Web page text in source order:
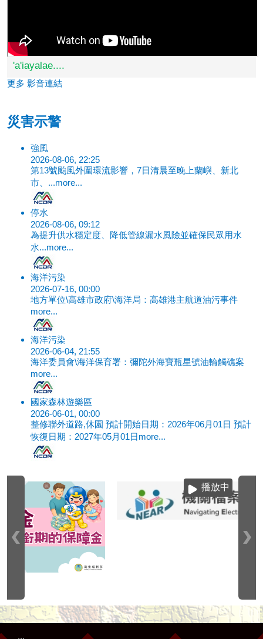
'a'iayalae....
更多 影音連結
災害示警
強風
2026-08-06, 22:25
第13號颱風外圍環流影響，7日清晨至晚上蘭嶼、新北
市、...more...
停水
2026-08-06, 09:12
為提升供水穩定度、降低管線漏水風險並確保民眾用水
水...more...
海洋污染
2026-07-16, 00:00
地方單位\高雄市政府\海洋局：高雄港主航道油污事件
more...
海洋污染
2026-06-04, 21:55
海洋委員會\海洋保育署：彌陀外海寶瓶星號油輪觸礁案
more...
國家森林遊樂區
2026-06-01, 00:00
整修聯外道路,休園 預計開始日期：2026年06月01日 預計
恢復日期：2027年05月01日more...
播放中